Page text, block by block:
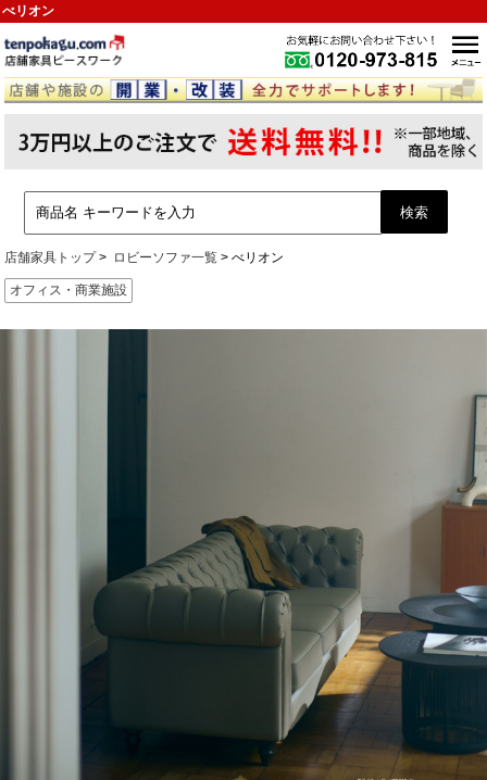
べリオン
店舗家具トップ ロビーソファ一覧 べリオン
オフィス・商業施設